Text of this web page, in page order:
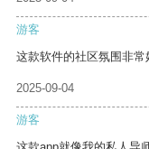
游客
这款软件的社区氛围非常
2025-09-04
游客